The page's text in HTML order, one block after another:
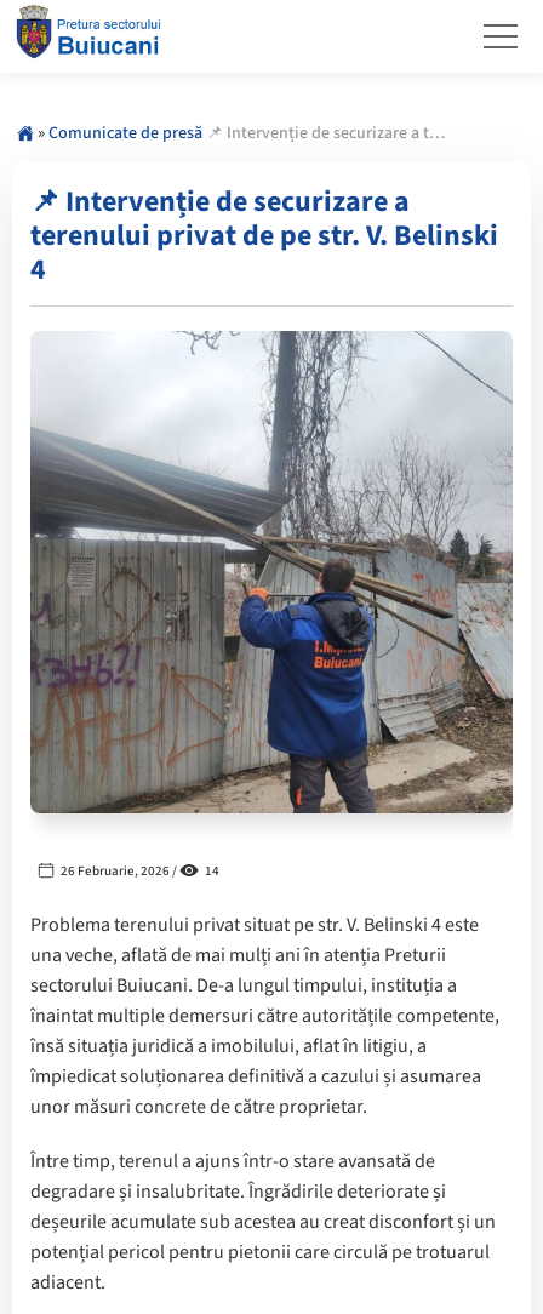
»Comunicate de presă 📌 Intervenție de securizare a terenului privat de pe str. V. Belinski 4
📌 Intervenție de securizare a
terenului privat de pe str. V. Belinski
4
26 Februarie, 2026 / 14
Problema terenului privat situat pe str. V. Belinski 4 este
una veche, aflată de mai mulți ani în atenția Preturii
sectorului Buiucani. De-a lungul timpului, instituția a
înaintat multiple demersuri către autoritățile competente,
însă situația juridică a imobilului, aflat în litigiu, a
împiedicat soluționarea definitivă a cazului și asumarea
unor măsuri concrete de către proprietar.
Între timp, terenul a ajuns într-o stare avansată de
degradare și insalubritate. Îngrădirile deteriorate și
deșeurile acumulate sub acestea au creat disconfort și un
potențial pericol pentru pietonii care circulă pe trotuarul
adiacent.